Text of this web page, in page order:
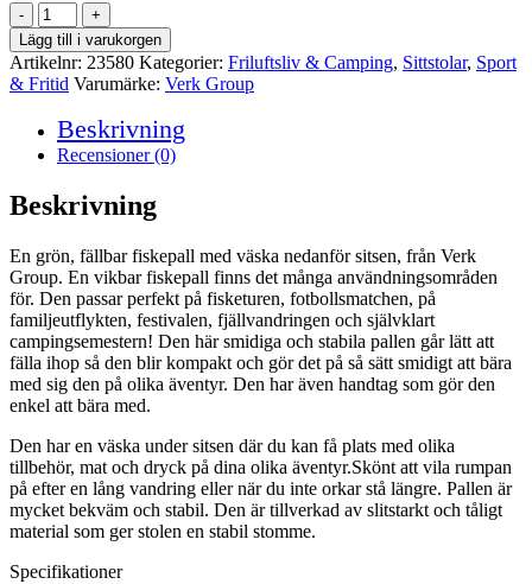
Fällbar
fiskepall
med
väska
-
Grön
mängd
Lägg till i varukorgen
Artikelnr: 23580 Kategorier: Friluftsliv & Camping, Sittstolar, Sport
& Fritid Varumärke: Verk Group
Beskrivning
Recensioner (0)
Beskrivning
En grön, fällbar fiskepall med väska nedanför sitsen, från Verk
Group. En vikbar fiskepall finns det många användningsområden
för. Den passar perfekt på fisketuren, fotbollsmatchen, på
familjeutflykten, festivalen, fjällvandringen och självklart
campingsemestern! Den här smidiga och stabila pallen går lätt att
fälla ihop så den blir kompakt och gör det på så sätt smidigt att bära
med sig den på olika äventyr. Den har även handtag som gör den
enkel att bära med.
Den har en väska under sitsen där du kan få plats med olika
tillbehör, mat och dryck på dina olika äventyr.Skönt att vila rumpan
på efter en lång vandring eller när du inte orkar stå längre. Pallen är
mycket bekväm och stabil. Den är tillverkad av slitstarkt och tåligt
material som ger stolen en stabil stomme.
Specifikationer